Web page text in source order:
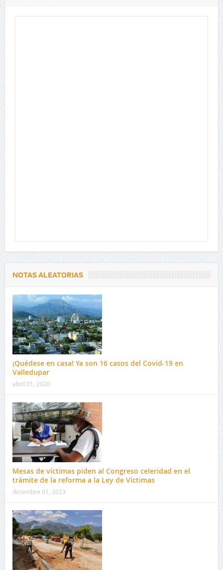
NOTAS ALEATORIAS
¡Quédese en casa! Ya son 16 casos del Covid-19 en
Valledupar
abril 01, 2020
Mesas de víctimas piden al Congreso celeridad en el
trámite de la reforma a la Ley de Víctimas
diciembre 01, 2023